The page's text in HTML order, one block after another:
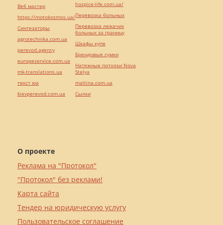
О проекте
Реклама на "Протокол"
"Протокол" без реклами!
Карта сайта
Тендер на юридическую услугу
Пользовательское соглашение
Веб мастер
https://motokosmos.ua/
Синтезаторы
agrotechnika.com.ua
perevod.agency
europeservice.com.ua
mk-translations.ua
текст юа
kievperevod.com.ua
hospice-life.com.ua/
Перевозка больных
Перевозка лежачих
больных за границу
Шкафы купе
Брендовые сумки
Натяжные потолки Nova
Stelya
maltina.com.ua
Cылки